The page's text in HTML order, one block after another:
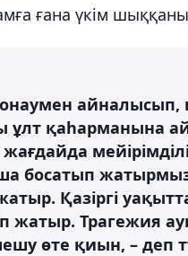
ғана үкім
тонаумен
ұлт қаһарманына
босатып
Қазіргі
жатыр. Трагежия
өте қиын, – деп